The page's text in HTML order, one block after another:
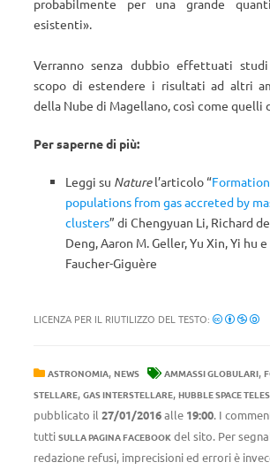
probabilmente per una grande
esistenti».
Verranno senza dubbio effettuati
scopo di estendere i risultati ad altri
della Nube di Magellano, così come quelli
Per saperne di più:
Leggi su Naturel’articolo “
populations from gas accreted by
clusters” di Chengyuan Li, Richard
Deng, Aaron M. Geller, Yu Xin, Yi hu
Faucher-Giguère
LICENZA PER IL RIUTILIZZO DEL TESTO:
ASTRONOMIA, NEWS AMMASSI GLOBULARI,
STELLARE, GAS INTERSTELLARE, HUBBLE SPACE
pubblicato il 27/01/2016alle 19:00. I
tutti SULLA PAGINA FACEBOOK del sito. Per
redazione refusi, imprecisioni ed errori è